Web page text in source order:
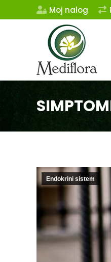
Moj nalog
Endokrini sistem